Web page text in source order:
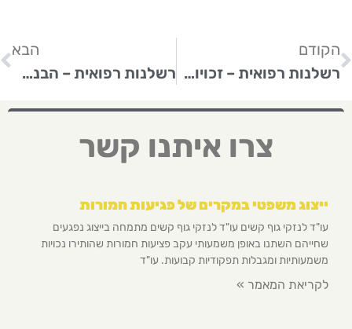
הקודם
רשלנות רפואית – זכויות הנפגעים וחשיבות הייעוץ המשפטי
הבא
רשלנות רפואית – הבנת הזכויות והחשיבות בליווי משפטי מקצועי
צרו איתנו קשר
ייצוג משפטי במקרים של פגיעות חמורות
עו"ד לנזקי גוף קשים עו"ד לנזקי גוף קשים מתמחה בייצוג נפגעים
שחייהם השתנו באופן משמעותי עקב פציעות חמורות שהותירו נכויות
משמעותיות ומגבלות תפקודיות קבועות. עו"ד
לקריאת המאמר »